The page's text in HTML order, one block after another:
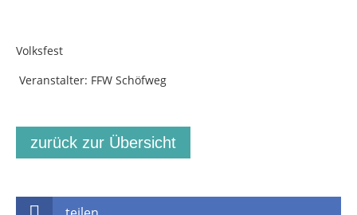
Volksfest
Veranstalter: FFW Schöfweg
zurück zur Übersicht